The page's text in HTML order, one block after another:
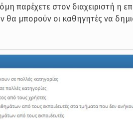
παρέχετε στον διαχειριστή η
θα μπορούν οι καθηγητές να